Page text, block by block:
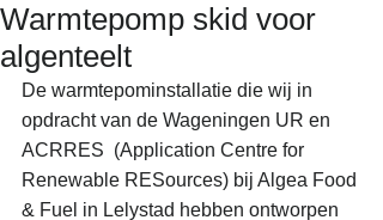
Warmtepomp skid voor
algenteelt
De warmtepominstallatie die wij in
opdracht van de Wageningen UR en
ACRRES  (Application Centre for
Renewable RESources) bij Algea Food
& Fuel in Lelystad hebben ontworpen